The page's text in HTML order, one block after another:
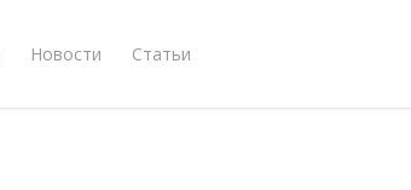
Новости Статьи